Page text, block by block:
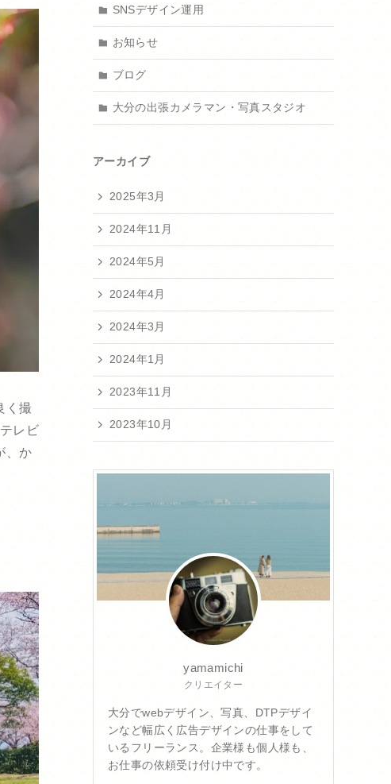
く撮
レビ
、か
SNSデザイン運用
お知らせ
ブログ
大分の出張カメラマン・写真スタジオ
アーカイブ
2025年3月
2024年11月
2024年5月
2024年4月
2024年3月
2024年1月
2023年11月
2023年10月
yamamichi
クリエイター
大分でwebデザイン、写真、DTPデザイ
ンなど幅広く広告デザインの仕事をして
いるフリーランス。企業様も個人様も、
お仕事の依頼受け付け中です。